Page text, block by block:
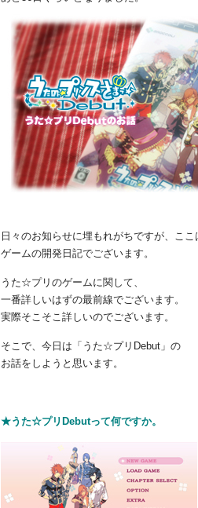
日々のお知らせに埋もれがちですが、ここ
ゲームの開発日記でございます。
うた☆プリのゲームに関して、
一番詳しいはずの最前線でございます。
実際そこそこ詳しいのでございます。
そこで、今日は「うた☆プリDebut」の
お話をしようと思います。
★うた☆プリDebutって何ですか。